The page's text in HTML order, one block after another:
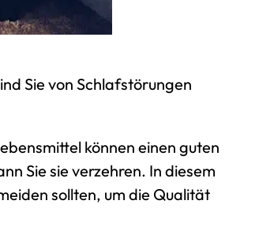
Sie von Schlafstörungen
können einen guten
Sie sie verzehren. In diesem
sollten, um die Qualität